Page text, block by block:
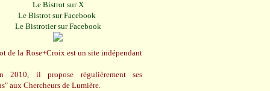
Le Bistrot sur X
Le Bistrot sur Facebook
Le Bistrotier sur Facebook
de la Rose+Croix est un site indépendant
2010, il propose régulièrement ses
aux Chercheurs de Lumière.